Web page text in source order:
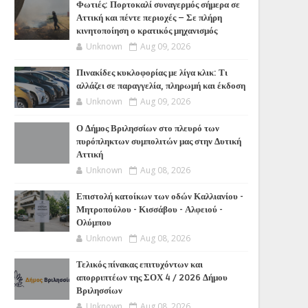
Φωτιές: Πορτοκαλί συναγερμός σήμερα σε
Αττική και πέντε περιοχές – Σε πλήρη
κινητοποίηση ο κρατικός μηχανισμός
Unknown Aug 09, 2026
Πινακίδες κυκλοφορίας με λίγα κλικ: Τι
αλλάζει σε παραγγελία, πληρωμή και έκδοση
Unknown Aug 09, 2026
Ο Δήμος Βριλησσίων στο πλευρό των
πυρόπληκτων συμπολιτών μας στην Δυτική
Αττική
Unknown Aug 08, 2026
Επιστολή κατοίκων των οδών Καλλιανίου -
Μητροπούλου - Κισσάβου - Αλφειού -
Ολύμπου
Unknown Aug 08, 2026
Τελικός πίνακας επιτυχόντων και
απορριπτέων της ΣΟΧ 4 / 2026 Δήμου
Βριλησσίων